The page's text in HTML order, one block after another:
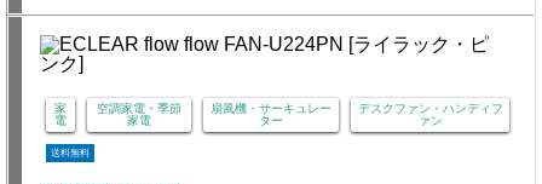
家
電
空調家電・季節
家電
扇風機・サーキュレー
ター
デスクファン・ハンディフ
ァン
送料無料